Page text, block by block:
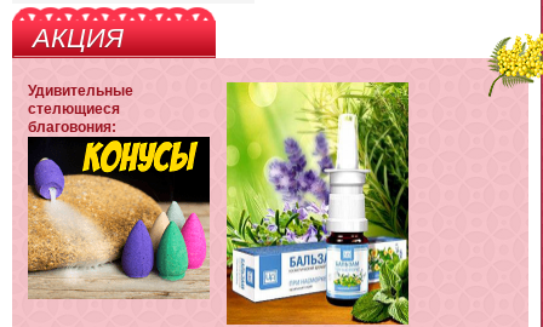
АКЦИЯ
Удивительные
стелющиеся
благовония: